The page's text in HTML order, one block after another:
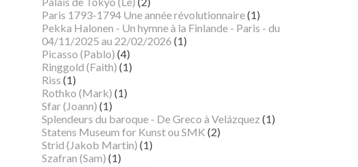
Paris 1793-1794 Une année révolutionnaire(1)
Pekka Halonen - Un hymne à la Finlande - Paris - du
04/11/2025 au 22/02/2026 (1)
Picasso (Pablo) (4)
Ringgold (Faith) (1)
Riss (1)
Rothko (Mark) (1)
Sfar (Joann) (1)
Splendeurs du baroque - De Greco à Velázquez (1)
Statens Museum for Kunst ou SMK (2)
Strid (Jakob Martin) (1)
Szafran (Sam) (1)